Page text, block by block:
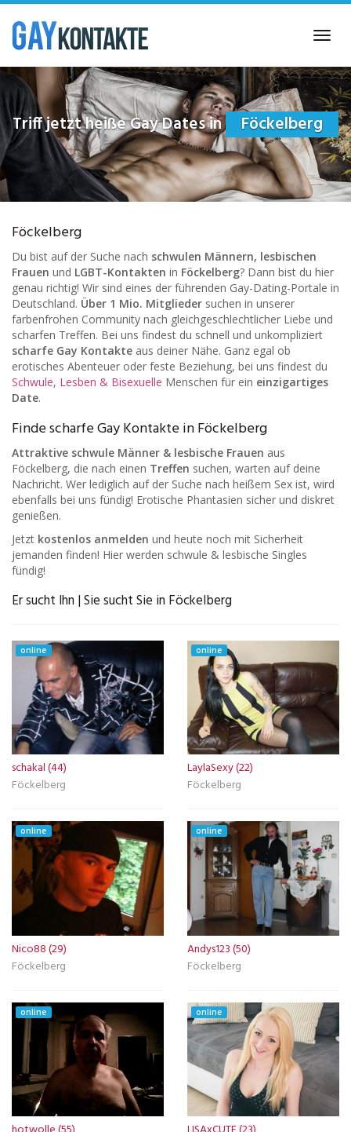
Skip
main
content
Triff jetzt heiße Gay Dates in Föckelberg
Föckelberg
Du bist auf der Suche nach schwulen Männern, lesbischen
Frauen und LGBT-Kontakten in Föckelberg? Dann bist du hier
genau richtig! Wir sind eines der führenden Gay-Dating-Portale in
Deutschland. Über 1 Mio. Mitglieder suchen in unserer
farbenfrohen Community nach gleichgeschlechtlicher Liebe und
scharfen Treffen. Bei uns findest du schnell und unkompliziert
scharfe Gay Kontakte aus deiner Nähe. Ganz egal ob
erotisches Abenteuer oder feste Beziehung, bei uns findest du
Schwule, Lesben & Bisexuelle Menschen für ein einzigartiges
Date.
Finde scharfe Gay Kontakte in Föckelberg
Attraktive schwule Männer & lesbische Frauen aus
Föckelberg, die nach einen Treffen suchen, warten auf deine
Nachricht. Wer lediglich auf der Suche nach heißem Sex ist, wird
ebenfalls bei uns fündig! Erotische Phantasien sicher und diskret
genießen.
Jetzt kostenlos anmelden und heute noch mit Sicherheit
jemanden finden! Hier werden schwule & lesbische Singles
fündig!
Er sucht Ihn | Sie sucht Sie in Föckelberg
online
schakal (44)
Föckelberg
online
LaylaSexy (22)
Föckelberg
online
Nico88 (29)
Föckelberg
online
Andys123 (50)
Föckelberg
online online